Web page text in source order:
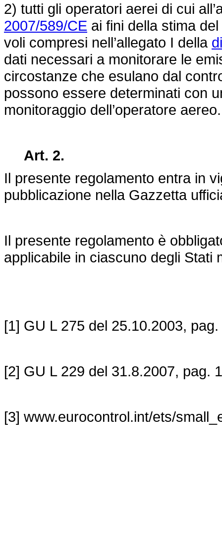
2) tutti gli operatori aerei di cui
2007/589/CE ai fini della stima
voli compresi nell’allegato I della
dati necessari a monitorare le
circostanze che esulano dal
possono essere determinati con
monitoraggio dell’operatore aereo.
Art. 2.
Il presente regolamento entra in
pubblicazione nella Gazzetta
Il presente regolamento è
applicabile in ciascuno degli Stati
[1] GU L 275 del 25.10.2003,
[2] GU L 229 del 31.8.2007, pag.
[3] www.eurocontrol.int/ets/